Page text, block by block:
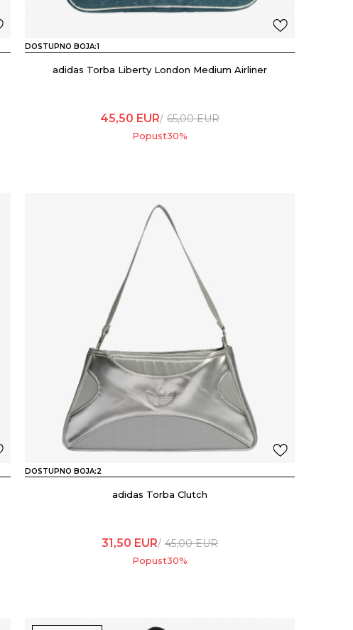
DOSTUPNO BOJA:1
adidas Torba Liberty London Medium Airliner
45,50 EUR 65,00EUR
Popust30%
DOSTUPNO BOJA:2
adidas Torba Clutch
31,50 EUR 45,00EUR
Popust30%